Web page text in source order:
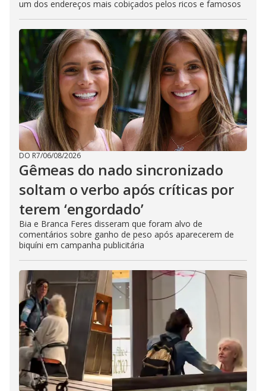
um dos endereços mais cobiçados pelos ricos e famosos
DO R7/06/08/2026
Gêmeas do nado sincronizado
soltam o verbo após críticas por
terem ‘engordado’
Bia e Branca Feres disseram que foram alvo de
comentários sobre ganho de peso após aparecerem de
biquíni em campanha publicitária